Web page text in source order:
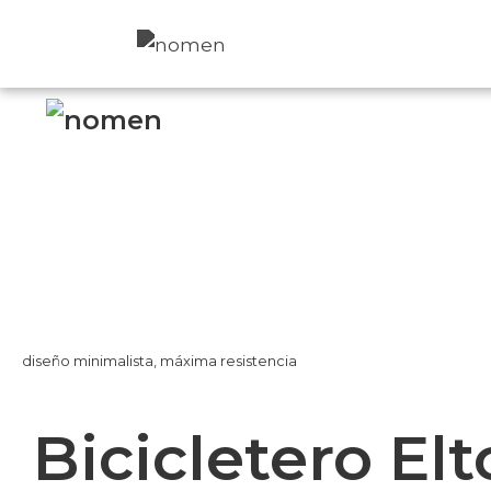
diseño minimalista, máxima resistencia
Bicicletero